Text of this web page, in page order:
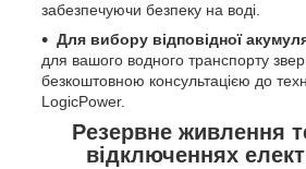
забезпечуючи безпеку на воді.
Для вибору відповідної
для вашого водного транспорту
безкоштовною консультацією до
LogicPower.
Резервне живлення
відключеннях